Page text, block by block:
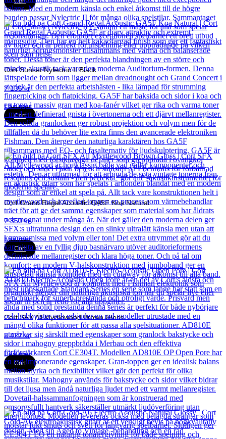
Cort Sunset Nylectric II Black
7 135kr
Läs mer
Cort
Cort Grand Regal Acoustic GA5F Koa Natural
7 850kr
Läs mer
Cort
Cort SFX All Myrtlewood Brown Gloss
8 422kr
Läs mer
Cort